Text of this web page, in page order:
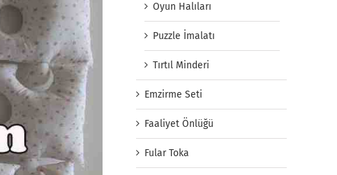
Oyun Halıları
Puzzle İmalatı
Tırtıl Minderi
Emzirme Seti
Faaliyet Önlüğü
Fular Toka